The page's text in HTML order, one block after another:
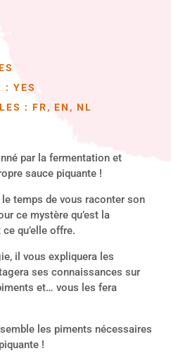
: YES
: FR, EN, NL
par la fermentation et
sauce piquante !
temps de vous raconter son
ce mystère qu’est la
qu’elle offre.
il vous expliquera les
ses connaissances sur
et… vous les fera
les piments nécessaires
!